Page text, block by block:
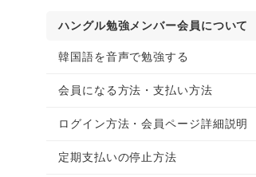
ハングル勉強メンバー会員について
韓国語を音声で勉強する
会員になる方法・支払い方法
ログイン方法・会員ページ詳細説明
定期支払いの停止方法